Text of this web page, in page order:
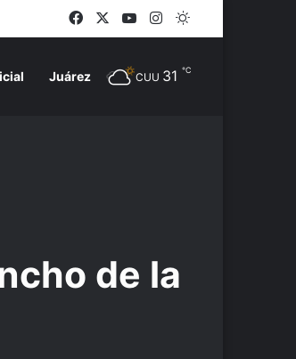
FacebookYouTubeInstagramSwitch skin
Juárez CUU 31 ℃
de la